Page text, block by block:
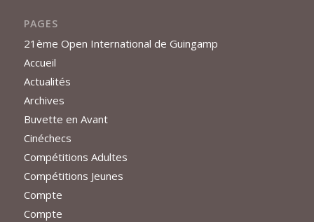
PAGES
21ème Open International de Guingamp
Accueil
Actualités
Archives
Buvette en Avant
Cinéchecs
Compétitions Adultes
Compétitions Jeunes
Compte
Compte